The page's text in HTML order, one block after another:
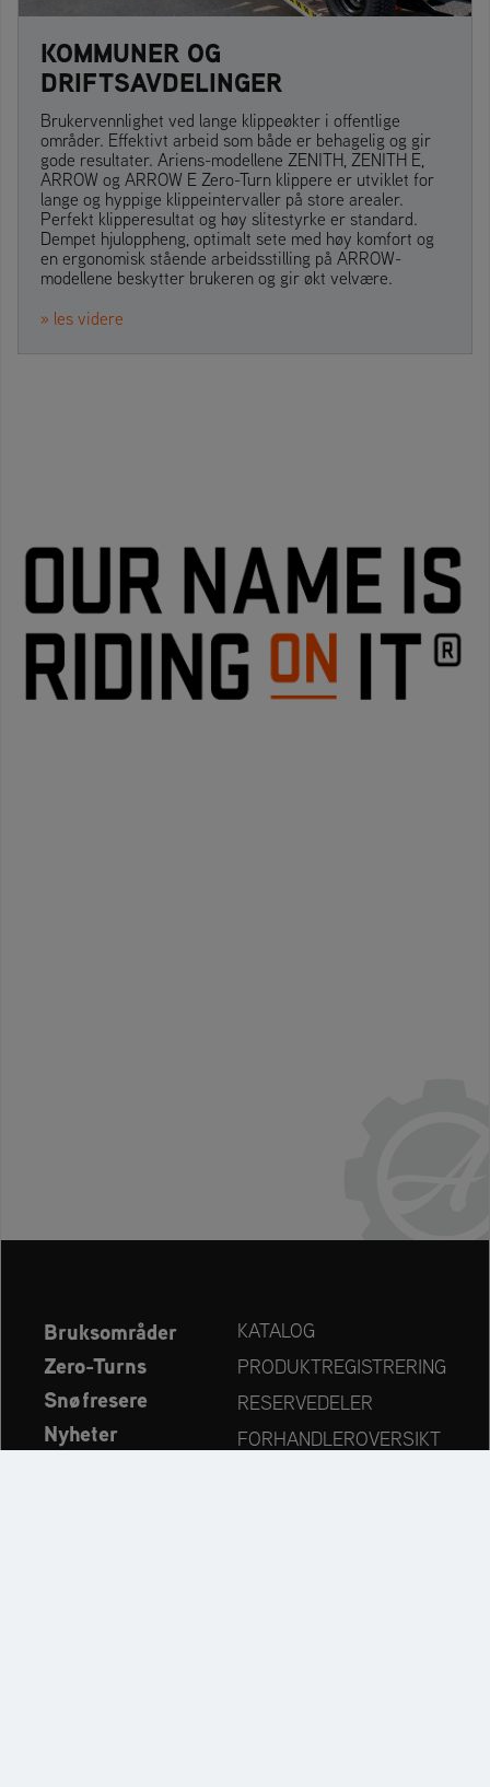
KOMMUNER OG
DRIFTSAVDELINGER
Brukervennlighet ved lange klippeøkter i offentlige
områder. Effektivt arbeid som både er behagelig og gir
gode resultater. Ariens-modellene ZENITH, ZENITH E,
ARROW og ARROW E Zero-Turn klippere er utviklet for
lange og hyppige klippeintervaller på store arealer.
Perfekt klipperesultat og høy slitestyrke er standard.
Dempet hjuloppheng, optimalt sete med høy komfort og
en ergonomisk stående arbeidsstilling på ARROW-
modellene beskytter brukeren og gir økt velvære.
» les videre
Bruksområder
Zero-Turns
Snøfresere
Nyheter
KATALOG
PRODUKTREGISTRERING
RESERVEDELER
FORHANDLEROVERSIKT